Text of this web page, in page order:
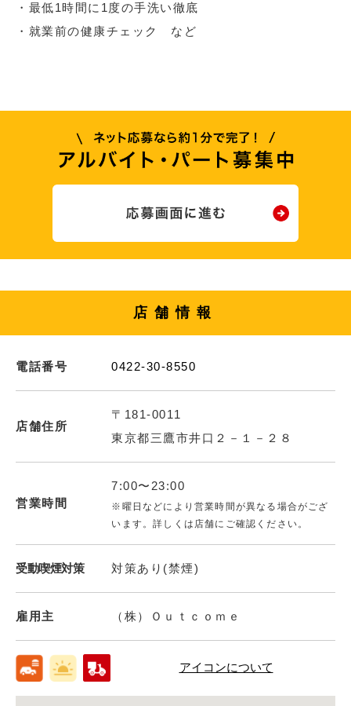
・最低1時間に1度の手洗い徹底
・就業前の健康チェック など
店舗情報
電話番号 0422-30-8550
店舗住所
〒181-0011
東京都三鷹市井口２－１－２８
営業時間
7:00〜23:00
※曜日などにより営業時間が異なる場合がござ
います。詳しくは店舗にご確認ください。
受動喫煙対策 対策あり(禁煙)
雇用主 （株）Ｏｕｔｃｏｍｅ
アイコンについて